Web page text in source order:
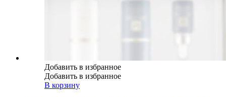
Добавить в избранное
Добавить в избранное
В корзину